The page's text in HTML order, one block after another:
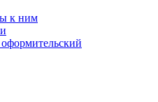
к ним